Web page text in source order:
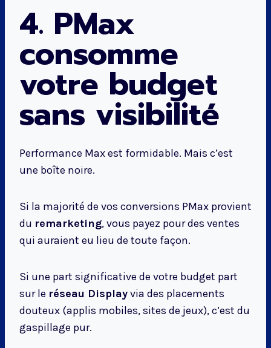
4. PMax
consomme
votre budget
sans visibilité
Performance Max est formidable. Mais c’est
une boîte noire.
Si la majorité de vos conversions PMax provient
du remarketing, vous payez pour des ventes
qui auraient eu lieu de toute façon.
Si une part significative de votre budget part
sur le réseau Displayvia des placements
douteux (applis mobiles, sites de jeux), c’est du
gaspillage pur.